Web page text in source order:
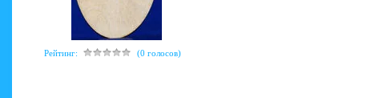
Рейтинг: (0 голосов)